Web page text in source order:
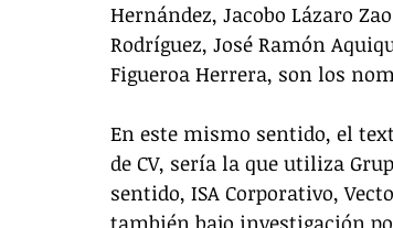
Hernández, Jacobo Lázaro
Rodríguez, José Ramón
Figueroa Herrera, son los
En este mismo sentido, el
de CV, sería la que utiliza
sentido, ISA Corporativo,
también bajo investigación